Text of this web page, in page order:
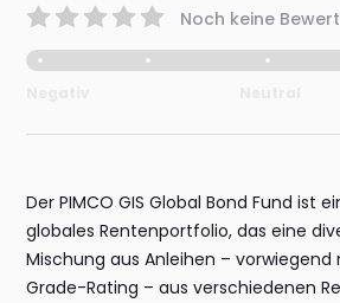
Noch keine
Der PIMCO GIS Global Bond Fund ist
globales Rentenportfolio, das eine
Mischung aus Anleihen –
Grade-Rating – aus verschiedenen